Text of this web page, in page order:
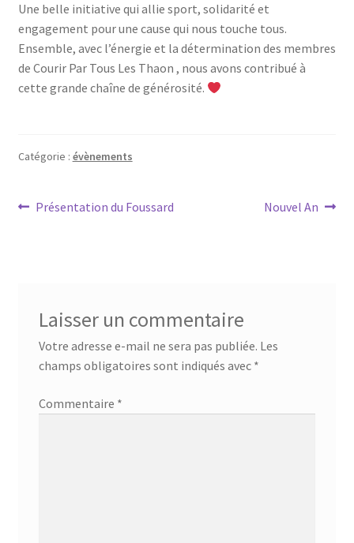
Une belle initiative qui allie sport, solidarité et
engagement pour une cause qui nous touche tous.
Ensemble, avec l’énergie et la détermination des membres
de Courir Par Tous Les Thaon , nous avons contribué à
cette grande chaîne de générosité.
Catégorie : évènements
Navigation
Article
Présentation du Foussard
Article
Nouvel An
Laisser un commentaire
Votre adresse e-mail ne sera pas publiée. Les
champs obligatoires sont indiqués avec *
Commentaire *